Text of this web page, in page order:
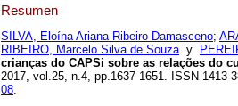
Resumen
SILVA, Eloína Ariana Ribeiro Damasceno;
RIBEIRO, Marcelo Silva de Souzay
crianças do CAPSi sobre as relações do
2017, vol.25, n.4, pp.1637-1651. ISSN 1413-
08.